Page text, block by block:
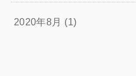
2020年8月 (1)